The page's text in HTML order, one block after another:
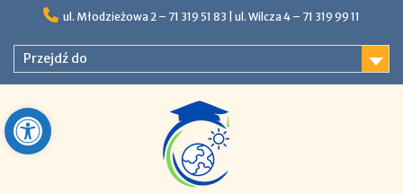
Open toolbar
content
ul. Młodzieżowa 2 – 71 319 51 83 |ㅤㅤ​​ ​ul. Wilcza 4 – 71 319 99 11
Przejdź do